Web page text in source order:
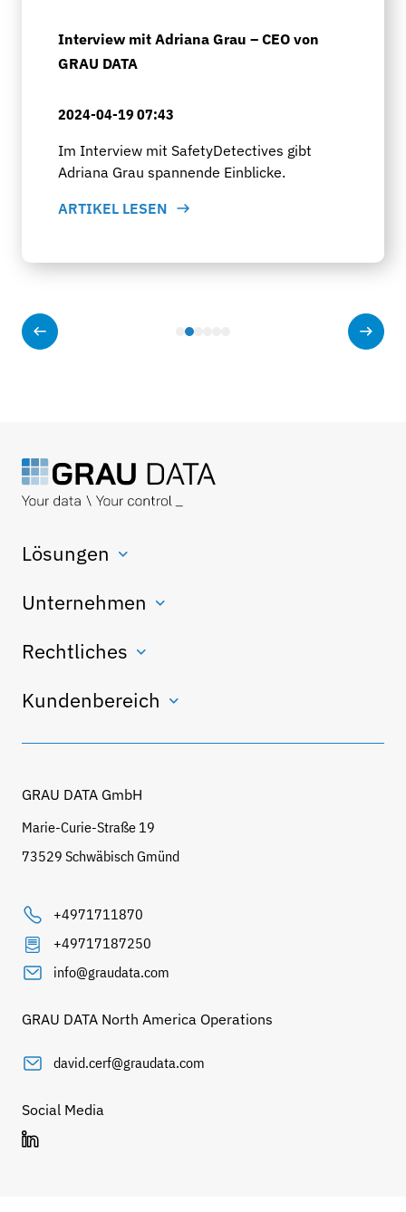
Interview mit Adriana Grau – CEO von
GRAU DATA
2024-04-19 07:43
Im Interview mit SafetyDetectives gibt
Adriana Grau spannende Einblicke.
ARTIKEL LESEN
Lösungen
Unternehmen
Rechtliches
Kundenbereich
GRAU DATA GmbH
Marie-Curie-Straße 19
73529 Schwäbisch Gmünd
+4971711870
+49717187250
info@graudata.com
GRAU DATA North America Operations
david.cerf@graudata.com
Social Media